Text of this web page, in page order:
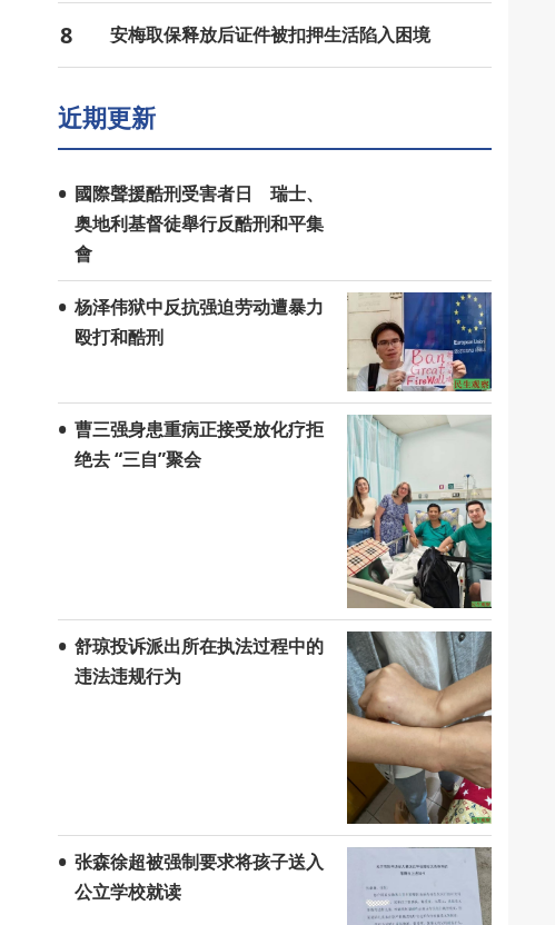
8 安梅取保释放后证件被扣押生活陷入困境
近期更新
國際聲援酷刑受害者日 瑞士、
奥地利基督徒舉行反酷刑和平集
會
杨泽伟狱中反抗强迫劳动遭暴力
殴打和酷刑
曹三强身患重病正接受放化疗拒
绝去 “三自”聚会
舒琼投诉派出所在执法过程中的
违法违规行为
张森徐超被强制要求将孩子送入
公立学校就读